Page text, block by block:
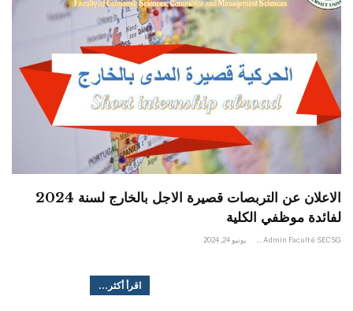
الاعلان عن التربصات قصيرة الاجل بالخارج لسنة 2024
لفائدة موظفي الكلية
Admin Faculté SECSG يونيو 24, 2024
اقرأ أكثر...